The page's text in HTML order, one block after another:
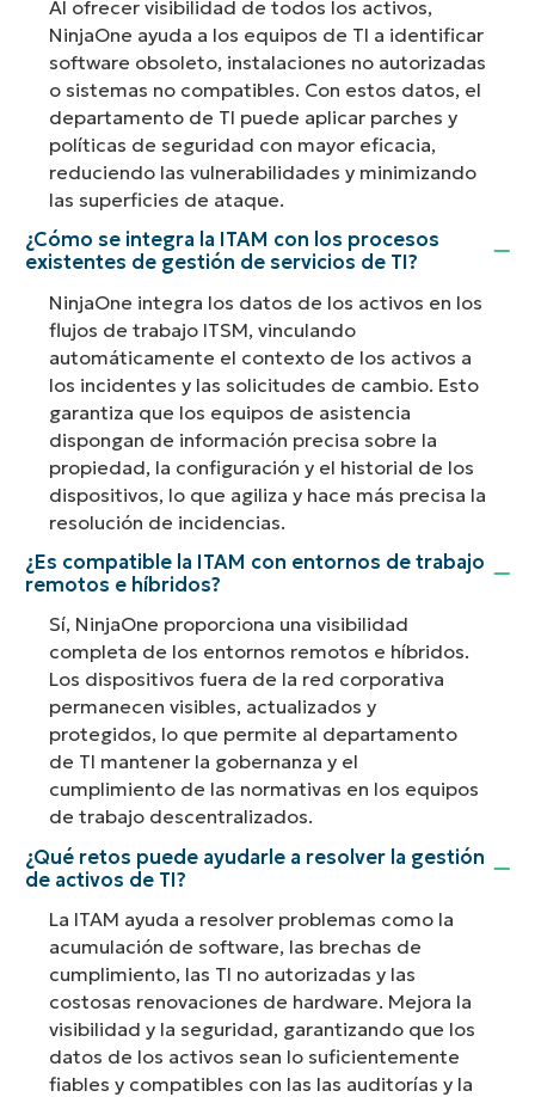
Al ofrecer visibilidad de todos los activos,
NinjaOne ayuda a los equipos de TI a identificar
software obsoleto, instalaciones no autorizadas
o sistemas no compatibles. Con estos datos, el
departamento de TI puede aplicar parches y
políticas de seguridad con mayor eficacia,
reduciendo las vulnerabilidades y minimizando
las superficies de ataque.
¿Cómo se integra la ITAM con los procesos
existentes de gestión de servicios de TI?
NinjaOne integra los datos de los activos en los
flujos de trabajo ITSM, vinculando
automáticamente el contexto de los activos a
los incidentes y las solicitudes de cambio. Esto
garantiza que los equipos de asistencia
dispongan de información precisa sobre la
propiedad, la configuración y el historial de los
dispositivos, lo que agiliza y hace más precisa la
resolución de incidencias.
¿Es compatible la ITAM con entornos de trabajo
remotos e híbridos?
Sí, NinjaOne proporciona una visibilidad
completa de los entornos remotos e híbridos.
Los dispositivos fuera de la red corporativa
permanecen visibles, actualizados y
protegidos, lo que permite al departamento
de TI mantener la gobernanza y el
cumplimiento de las normativas en los equipos
de trabajo descentralizados.
¿Qué retos puede ayudarle a resolver la gestión
de activos de TI?
La ITAM ayuda a resolver problemas como la
acumulación de software, las brechas de
cumplimiento, las TI no autorizadas y las
costosas renovaciones de hardware. Mejora la
visibilidad y la seguridad, garantizando que los
datos de los activos sean lo suficientemente
fiables y compatibles con las las auditorías y la